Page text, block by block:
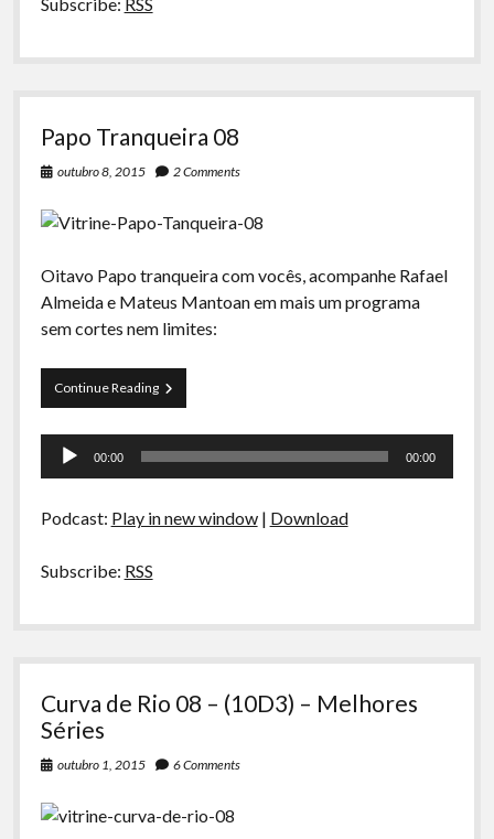
Papo Tranqueira 08
outubro 8, 2015 2 Comments
Oitavo Papo tranqueira com vocês, acompanhe Rafael
Almeida e Mateus Mantoan em mais um programa
sem cortes nem limites:
Continue ReadingPapo
Tranqueira
Tocador
00:00 00:00
Podcast: Play in new window| Download
Subscribe: RSS
Curva de Rio 08 – (10D3) – Melhores
Séries
outubro 1, 2015 6 Comments